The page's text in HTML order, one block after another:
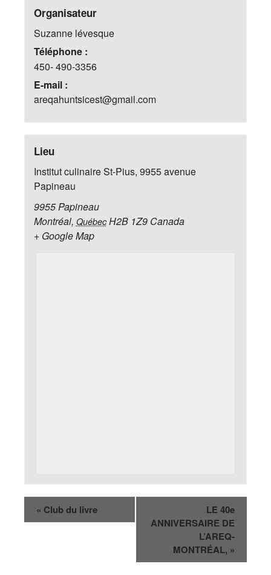
Organisateur
Suzanne lévesque
Téléphone :
450- 490-3356
E-mail :
areqahuntsicest@gmail.com
Lieu
Institut culinaire St-Pius, 9955 avenue
Papineau
9955 Papineau
Montréal, Québec H2B 1Z9 Canada
+ Google Map
« Club du livre
LE 40e
ANNIVERSAIRE DE
L’AREQ-
MONTRÉAL, »